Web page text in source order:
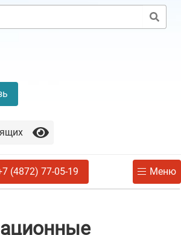
(4872) 77-05-19 Меню